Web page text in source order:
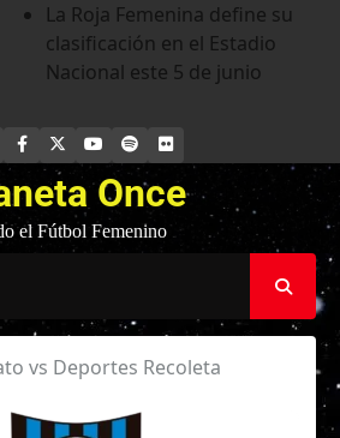
La Roja Femenina define su
clasificación en el Estadio
Nacional este 5 de junio
FACEBOOK YOUTUBE
SPOTIFYFLICKR
Once
el Fútbol Femenino
vs Deportes Recoleta